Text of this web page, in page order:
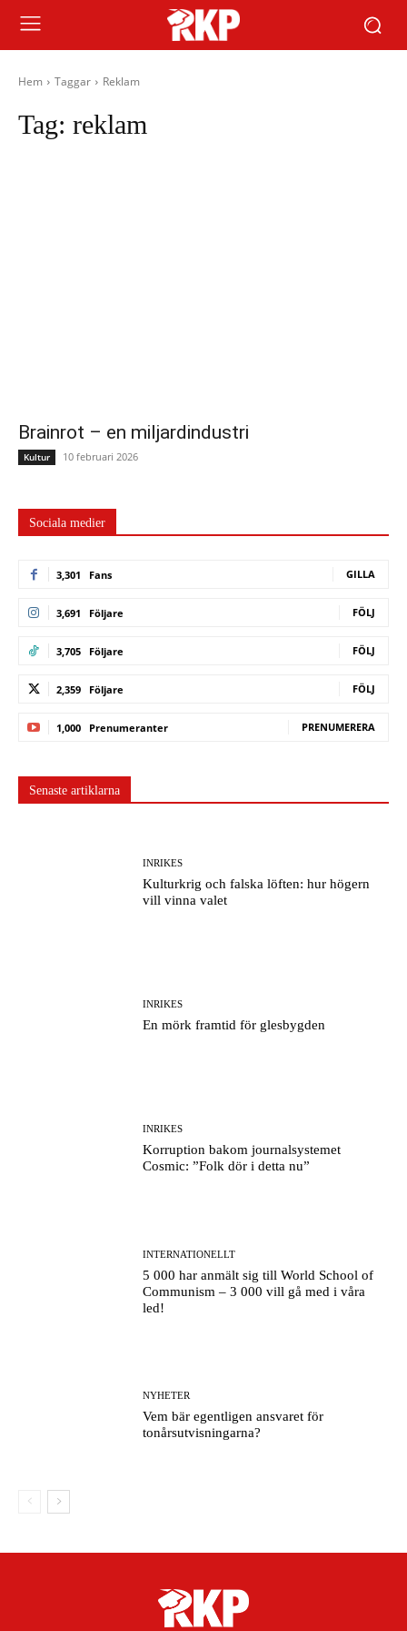
Hem Taggar Reklam
Tag: reklam
Brainrot – en miljardindustri
Kultur 10 februari 2026
Sociala medier
3,301 Fans GILLA
3,691 Följare FÖLJ
3,705 Följare FÖLJ
2,359 Följare FÖLJ
1,000 Prenumeranter PRENUMERERA
Senaste artiklarna
INRIKES
Kulturkrig och falska löften: hur högern
vill vinna valet
INRIKES
En mörk framtid för glesbygden
INRIKES
Korruption bakom journalsystemet
Cosmic: ”Folk dör i detta nu”
INTERNATIONELLT
5 000 har anmält sig till World School of
Communism – 3 000 vill gå med i våra
led!
NYHETER
Vem bär egentligen ansvaret för
tonårsutvisningarna?